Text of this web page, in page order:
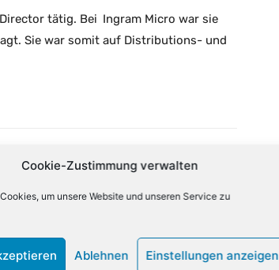
Cookie-Zustimmung verwalten
um unsere Website und unseren Service zu
Ablehnen Einstellungen anzeigen
tätig. Bei Ingram Micro war sie
Sie war somit auf Distributions- und
Drucken
Dicota gewinnt weiteren Distributor